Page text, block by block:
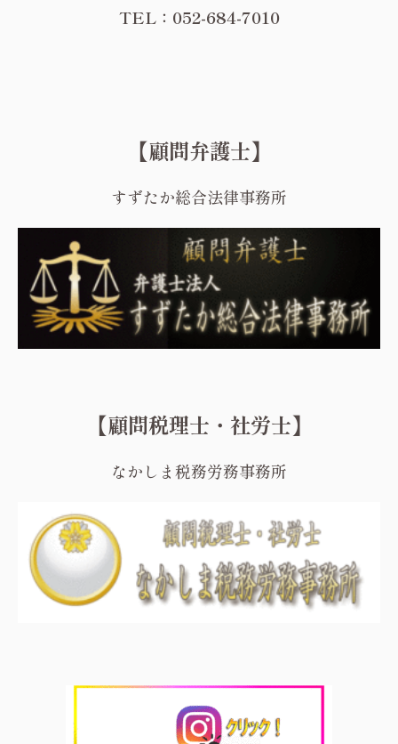
TEL：052-684-7010
【顧問弁護士】
すずたか総合法律事務所
【顧問税理士・社労士】
なかしま税務労務事務所